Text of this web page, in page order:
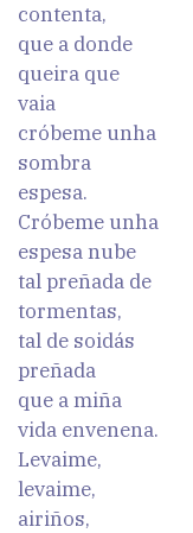
contenta,
que a donde
queira que
vaia
cróbeme unha
sombra
espesa.
Cróbeme unha
espesa nube
tal preñada de
tormentas,
tal de soidás
preñada
que a miña
vida envenena.
Levaime,
levaime,
airiños,